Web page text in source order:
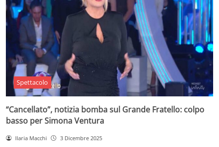
Spettacolo
“Cancellato”, notizia bomba sul Grande Fratello: colpo
basso per Simona Ventura
Ilaria Macchi 3 Dicembre 2025